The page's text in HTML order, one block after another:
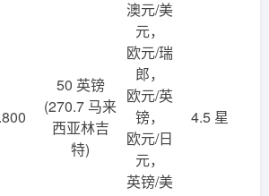
50 英镑
(270.7 马来
西亚林吉
特)
澳元/美
元，
欧元/瑞
郎，
欧元/英
镑，
欧元/日
元，
英镑/美
4.5 星